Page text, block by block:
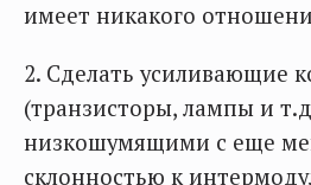
имеет никакого
2. Сделать усиливающие
(транзисторы, лампы и
низкошумящими с еще
склонностью к